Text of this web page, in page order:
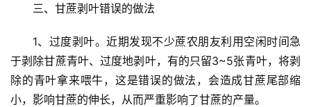
三、甘蔗剥叶错误的做法
1、过度剥叶。近期发现不少蔗农朋友利用空闲时间急
于剥除甘蔗青叶、过度地剥叶，有的只留3~5张青叶，将剥
除的青叶拿来喂牛，这是错误的做法，会造成甘蔗尾部缩
小，影响甘蔗的伸长，从而严重影响了甘蔗的产量。